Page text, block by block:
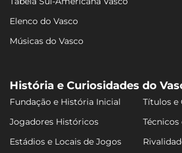
Elenco do Vasco
Músicas do Vasco
História e Curiosidades do
Fundação e História Inicial
Títulos e
Jogadores Históricos
Técnicos
Estádios e Locais de Jogos